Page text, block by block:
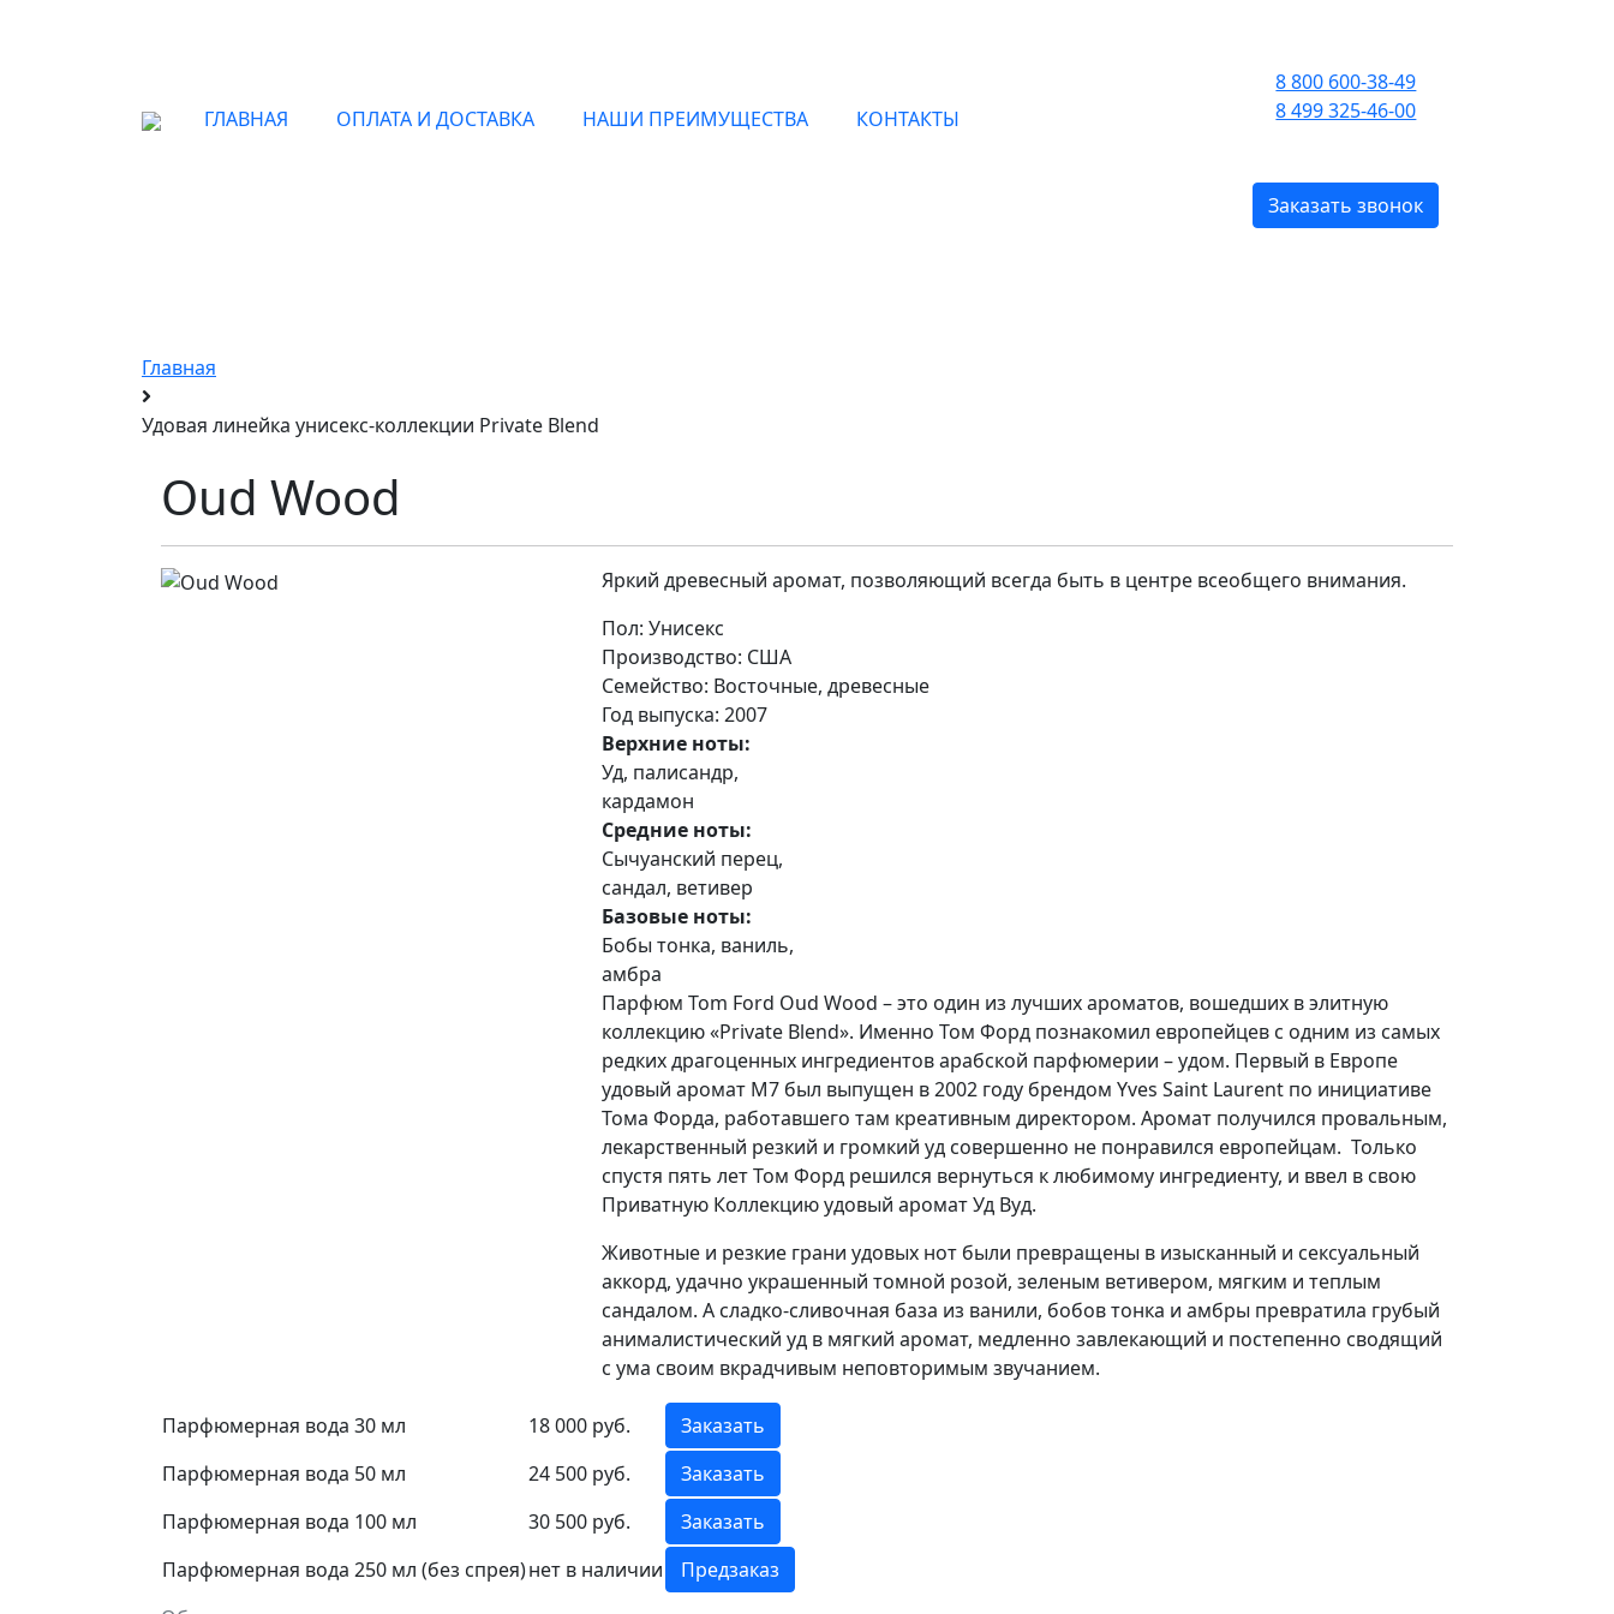
ГЛАВНАЯ ОПЛАТА И ДОСТАВКА НАШИ ПРЕИМУЩЕСТВА КОНТАКТЫ
8 800 600-38-49
8 499 325-46-00
Заказать звонок
Главная
Удовая линейка унисекс-коллекции Private Blend
Oud Wood
Яркий древесный аромат, позволяющий всегда быть в центре всеобщего внимания.
Пол: Унисекс
Производство: США
Семейство: Восточные, древесные
Год выпуска: 2007
Верхние ноты:
Уд, палисандр,
кардамон
Средние ноты:
Сычуанский перец,
сандал, ветивер
Базовые ноты:
Бобы тонка, ваниль,
амбра
Парфюм Tom Ford Oud Wood – это один из лучших ароматов, вошедших в элитную
коллекцию «Private Blend». Именно Том Форд познакомил европейцев с одним из самых
редких драгоценных ингредиентов арабской парфюмерии – удом. Первый в Европе
удовый аромат М7 был выпущен в 2002 году брендом Yves Saint Laurent по инициативе
Тома Форда, работавшего там креативным директором. Аромат получился провальным,
лекарственный резкий и громкий уд совершенно не понравился европейцам. Только
спустя пять лет Том Форд решился вернуться к любимому ингредиенту, и ввел в свою
Приватную Коллекцию удовый аромат Уд Вуд.
Животные и резкие грани удовых нот были превращены в изысканный и сексуальный
аккорд, удачно украшенный томной розой, зеленым ветивером, мягким и теплым
сандалом. А сладко-сливочная база из ванили, бобов тонка и амбры превратила грубый
анималистический уд в мягкий аромат, медленно завлекающий и постепенно сводящий
с ума своим вкрадчивым неповторимым звучанием.
Парфюмерная вода 30 мл 18 000 руб.
Заказать
Парфюмерная вода 50 мл
24 500 руб.
Заказать
Парфюмерная вода 100 мл
30 500 руб.
Заказать
Парфюмерная вода 250 мл (без спрея)нет в наличии Предзаказ